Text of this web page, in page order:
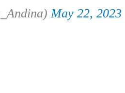
May 22, 2023